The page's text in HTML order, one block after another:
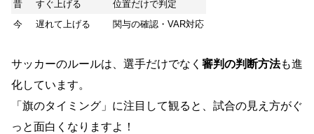
昔
すぐ上げる
位置だけで判定
今
遅れて上げる 関与の確認・VAR対応
サッカーのルールは、選手だけでなく 審判の判断方法も進
化しています。
「旗のタイミング」に注目して観ると、試合の見え方がぐ
っと面白くなりますよ！